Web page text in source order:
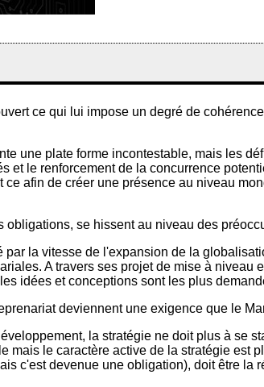
ce qui lui impose un degré de
une plate forme incontestable, mais les
le renforcement de la concurrence
afin de créer une présence au niveau
se hissent au niveau des
la vitesse de l'expansion de la
A travers ses projet de mise à niveau
idées et conceptions sont les plus
deviennent une exigence que le
la stratégie ne doit plus à se
le caractère active de la stratégie est
c'est devenue une obligation), doit être la